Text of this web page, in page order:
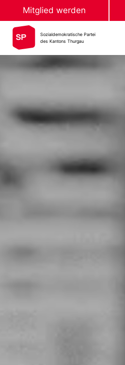
Mitglied werden
Sozialdemokratische Partei
des Kantons Thurgau